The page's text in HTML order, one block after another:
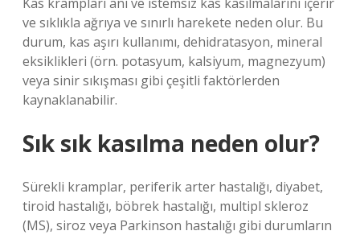
ve sıklıkla ağrıya ve sınırlı harekete neden olur. Bu
durum, kas aşırı kullanımı, dehidratasyon, mineral
eksiklikleri (örn. potasyum, kalsiyum, magnezyum)
veya sinir sıkışması gibi çeşitli faktörlerden
kaynaklanabilir.
Sık sık kasılma neden olur?
Sürekli kramplar, periferik arter hastalığı, diyabet,
tiroid hastalığı, böbrek hastalığı, multipl skleroz
(MS), siroz veya Parkinson hastalığı gibi durumların